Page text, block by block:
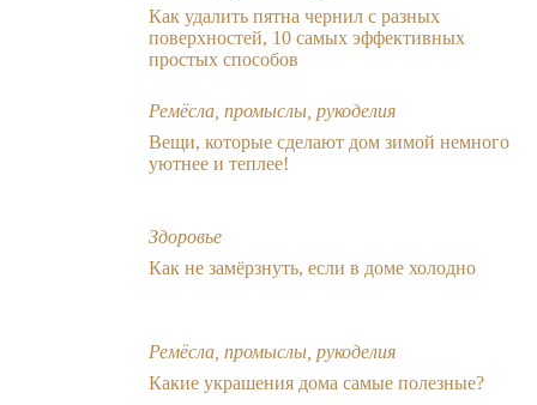
Как удалить пятна чернил с разных
поверхностей, 10 самых эффективных
простых способов
Ремёсла, промыслы, рукоделия
Вещи, которые сделают дом зимой немного
уютнее и теплее!
Здоровье
Как не замёрзнуть, если в доме холодно
Ремёсла, промыслы, рукоделия
Какие украшения дома самые полезные?